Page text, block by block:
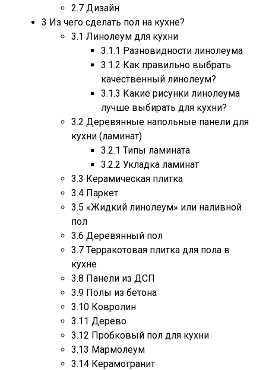
2.7 Дизайн
3 Из чего сделать пол на кухне?
3.1 Линолеум для кухни
3.1.1 Разновидности линолеума
3.1.2 Как правильно выбрать
качественный линолеум?
3.1.3 Какие рисунки линолеума
лучше выбирать для кухни?
3.2 Деревянные напольные панели для
кухни (ламинат)
3.2.1 Типы ламината
3.2.2 Укладка ламинат
3.3 Керамическая плитка
3.4 Паркет
3.5 «Жидкий линолеум» или наливной
пол
3.6 Деревянный пол
3.7 Терракотовая плитка для пола в
кухне
3.8 Панели из ДСП
3.9 Полы из бетона
3.10 Ковролин
3.11 Дерево
3.12 Пробковый пол для кухни
3.13 Мармолеум
3.14 Керамогранит